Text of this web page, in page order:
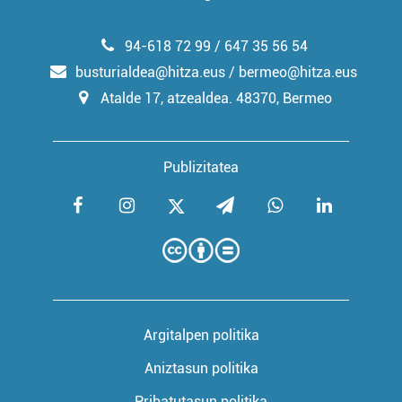
Publizitatea
94-618 72 99 / 647 35 56 54
busturialdea@hitza.eus / bermeo@hitza.eus
Atalde 17, atzealdea. 48370, Bermeo
Argitalpen politika
Aniztasun politika